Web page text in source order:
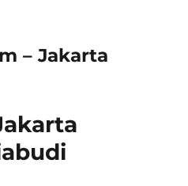
– Jakarta